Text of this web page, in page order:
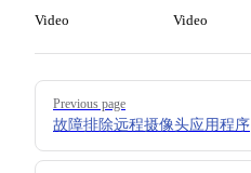
Video
Video
Pager
Previous page
故障排除远程摄像头应用程序